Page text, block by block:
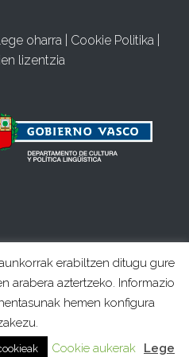
oharra Cookie Politika
lizentzia
erabiltzen ditugu gure
arabera aztertzeko. Informazio
hemen konfigura
Cookie aukerak Lege